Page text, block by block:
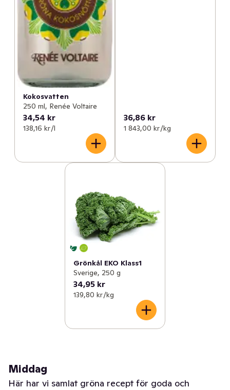
Kokosvatten
250 ml, Renée Voltaire
34,54 kr
138,16 kr /l
36,86 kr
1 843,00 kr /kg
Grönkål EKO Klass1
Sverige, 250 g
34,95 kr
139,80 kr /kg
Middag
Här har vi samlat gröna recept för goda och